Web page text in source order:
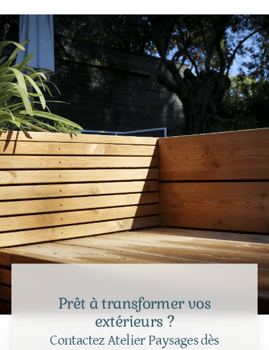
Prêt à transformer vos
extérieurs ?
Contactez Atelier Paysages dès